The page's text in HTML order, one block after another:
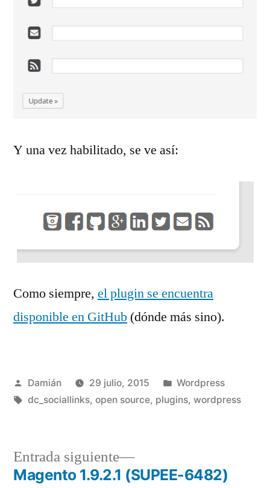
Y una vez habilitado, se ve así:
Como siempre, el plugin se encuentra
disponible en GitHub (dónde más sino).
Publicado
por
Damián 29 julio, 2015
Publicado
en
Wordpress
Etiquetas:
dc_sociallinks, open source, plugins, wordpress
Entrada siguiente
Entrada
siguiente:
Magento 1.9.2.1 (SUPEE-6482)